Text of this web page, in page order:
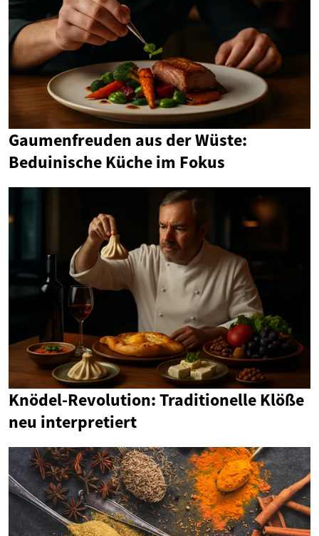
Gaumenfreuden aus der Wüste:
Beduinische Küche im Fokus
Knödel-Revolution: Traditionelle Klöße
neu interpretiert